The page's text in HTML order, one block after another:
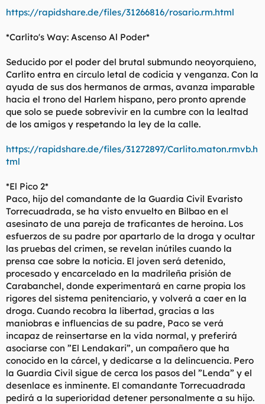
https://rapidshare.de/files/31266816/rosario.rm.html
*Carlito's Way: Ascenso Al Poder*
Seducido por el poder del brutal submundo neoyorquieno,
Carlito entra en círculo letal de codicia y venganza. Con la
ayuda de sus dos hermanos de armas, avanza imparable
hacia el trono del Harlem hispano, pero pronto aprende
que solo se puede sobrevivir en la cumbre con la lealtad
de los amigos y respetando la ley de la calle.
https://rapidshare.de/files/31272897/Carlito.maton.rmvb.h
tml
*El Pico 2*
Paco, hijo del comandante de la Guardia Civil Evaristo
Torrecuadrada, se ha visto envuelto en Bilbao en el
asesinato de una pareja de traficantes de heroína. Los
esfuerzos de su padre por apartarlo de la droga y ocultar
las pruebas del crimen, se revelan inútiles cuando la
prensa cae sobre la noticia. El joven será detenido,
procesado y encarcelado en la madrileña prisión de
Carabanchel, donde experimentará en carne propia los
rigores del sistema penitenciario, y volverá a caer en la
droga. Cuando recobra la libertad, gracias a las
maniobras e influencias de su padre, Paco se verá
incapaz de reinsertarse en la vida normal, y preferirá
asociarse con ”El Lendakari”, un compañero que ha
conocido en la cárcel, y dedicarse a la delincuencia. Pero
la Guardia Civil sigue de cerca los pasos del ”Lenda” y el
desenlace es inminente. El comandante Torrecuadrada
pedirá a la superioridad detener personalmente a su hijo.